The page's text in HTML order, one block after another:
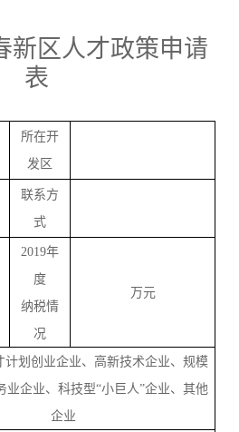
新区人才政策申请
表
所在开
发区
联系方
式
2019年
度
纳税情
况
万元
计划创业企业、高新技术企业、规模
业企业、科技型“小巨人”企业、其他
企业